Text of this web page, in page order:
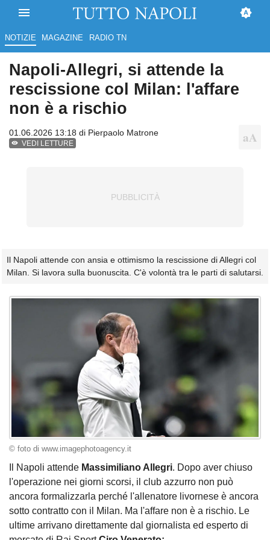
NOTIZIE MAGAZINE RADIO TN
Napoli-Allegri, si attende la
rescissione col Milan: l'affare
non è a rischio
01.06.2026 13:18 di Pierpaolo Matrone
VEDI LETTURE
Il Napoli attende con ansia e ottimismo la rescissione di Allegri col
Milan. Si lavora sulla buonuscita. C'è volontà tra le parti di salutarsi.
© foto di www.imagephotoagency.it
Il Napoli attende Massimiliano Allegri. Dopo aver chiuso
l'operazione nei giorni scorsi, il club azzurro non può
ancora formalizzarla perché l'allenatore livornese è ancora
sotto contratto con il Milan. Ma l'affare non è a rischio. Le
ultime arrivano direttamente dal giornalista ed esperto di